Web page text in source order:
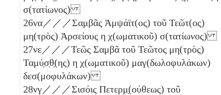
σ(τατίωνος)
26να／／／Σαμβᾶς Ἁμψάϊτ(ος) τοῦ Τεῶτ(ος)
μη(τρὸς) Ἀρσείους η χ(ωματικοῦ) σ(τατίωνος)
27νε／／／Τεῶς Σαμβᾶ τοῦ Τεῶτος μη(τρὸς)
Ταμύ̣σ̣θ̣(ης) η χ(ωματικοῦ) μαγ(δωλοφυλάκων)
δεσ(μοφυλάκων)
28νγ／／／Σισόις Πετερμ̣(ούθεως) τοῦ